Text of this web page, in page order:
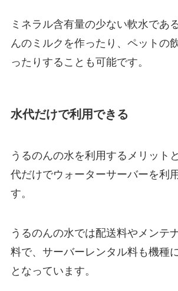
ミネラル含有量の少ない軟水であ
んのミルクを作ったり、ペットの
ったりすることも可能です。
水代だけで利用できる
うるのんの水を利用するメリット
代だけでウォーターサーバーを利
す。
うるのんの水では配送料やメンテ
料で、サーバーレンタル料も機種
となっています。